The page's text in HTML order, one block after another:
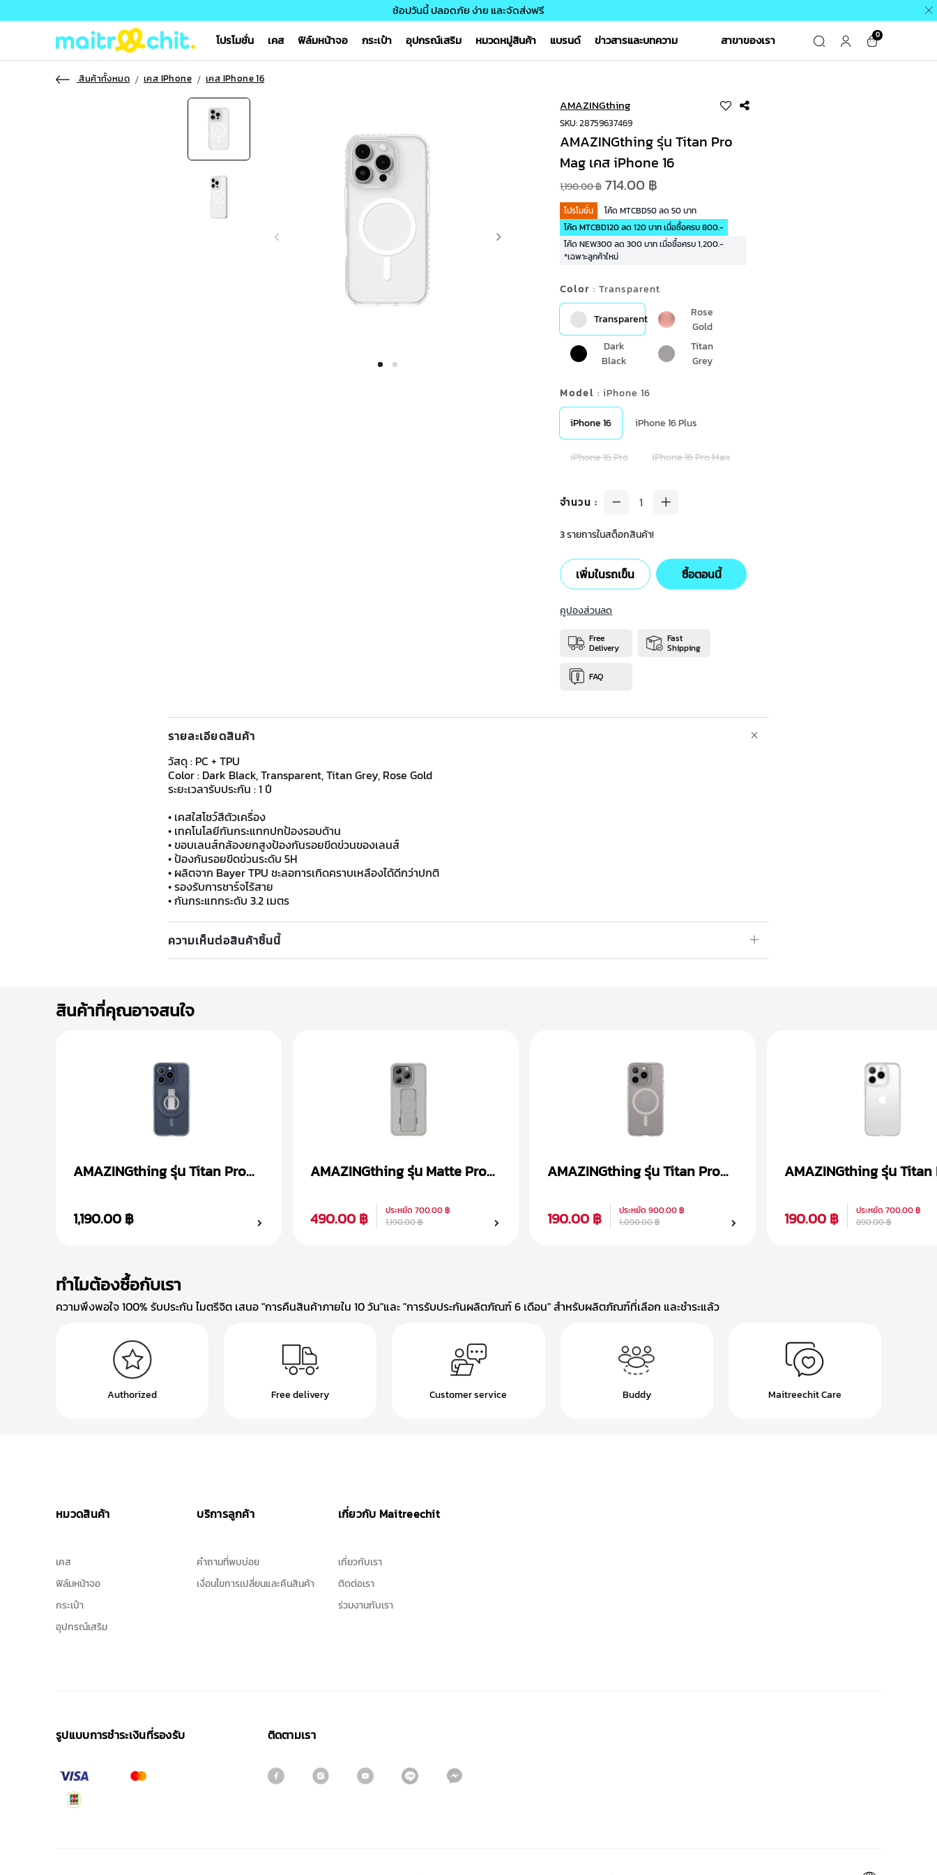
ช้อปวันนี้ ปลอดภัย ง่าย และจัดส่งฟรี
โปรโมชั่น
เคส ฟิล์มหน้าจอ กระเป๋า อุปกรณ์เสริม หมวดหมู่สินค้า แบรนด์ ข่าวสารและบทความ สาขาของเรา 0
สินค้าทั้งหมด เคส IPhone เคส IPhone 16
AMAZINGthing
SKU: 28759637469
AMAZINGthing รุ่น Titan Pro
Mag เคส iPhone 16
1,190.00 ฿714.00 ฿
โปรโมชั่น
โค้ด MTCBD50 ลด 50 บาท
โค้ด MTCBD120 ลด 120 บาท เมื่อซื้อครบ 800.-
โค้ด NEW300 ลด 300 บาท เมื่อซื้อครบ 1,200.-
*เฉพาะลูกค้าใหม่
Color: Transparent
Transparent
Rose
Gold
Dark
Black
Titan
Grey
Model: iPhone 16
iPhone 16 iPhone 16 Plus
iPhone 16 Pro iPhone 16 Pro Max
จำนวน:
3 รายการในสต็อกสินค้า!
เพิ่มในรถเข็น ซื้อตอนนี้
คูปองส่วนลด
Free
Delivery
Fast
Shipping
FAQ
รายละเอียดสินค้า
วัสดุ : PC + TPU
Color : Dark Black, Transparent, Titan Grey, Rose Gold
ระยะเวลารับประกัน : 1 ปี
• เคสใสโชว์สีตัวเครื่อง
• เทคโนโลยีกันกระแทกปกป้องรอบด้าน
• ขอบเลนส์กล้องยกสูงป้องกันรอยขีดข่วนของเลนส์
• ป้องกันรอยขีดข่วนระดับ 5H
• ผลิตจาก Bayer TPU ชะลอการเกิดคราบเหลืองได้ดีกว่าปกติ
• รองรับการชาร์จไร้สาย
• กันกระแทกระดับ 3.2 เมตร
ความเห็นต่อสินค้าชิ้นนี้
สินค้าที่คุณอาจสนใจ
AMAZINGthing รุ่น Titan Pro
iPhone 15
1,190.00 ฿
AMAZINGthing รุ่น Matte Pro
490.00 ฿
ประหยัด 700.00 ฿
1,190.00 ฿
AMAZINGthing รุ่น Titan Pro
190.00 ฿
ประหยัด 900.00 ฿
1,090.00 ฿
AMAZINGthing รุ่น Titan
190.00 ฿
ประหยัด 700.00 ฿
890.00 ฿
ทำไมต้องซื้อกับเรา
ความพึงพอใจ 100% รับประกัน ไมตรีจิต เสนอ "การคืนสินค้าภายใน 10 วัน"และ "การรับประกันผลิตภัณฑ์ 6 เดือน" สำหรับผลิตภัณฑ์ที่เลือก และชำระแล้ว
Authorized Free delivery Customer service Buddy Maitreechit Care
หมวดสินค้า
เคส
ฟิล์มหน้าจอ
กระเป๋า
อุปกรณ์เสริม
บริการลูกค้า
คำถามที่พบบ่อย
เงื่อนไขการเปลี่ยนและคืนสินค้า
เกี่ยวกับ Maitreechit
เกี่ยวกับเรา
ติดต่อเรา
ร่วมงานกับเรา
รูปแบบการชําระเงินที่รองรับ ติดตามเรา